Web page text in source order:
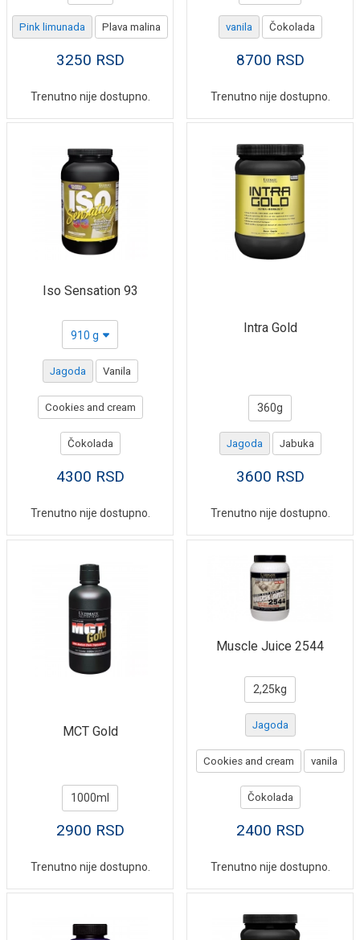
Pink limunada Plava malina
3250 RSD
Trenutno nije dostupno.
vanila Čokolada
8700 RSD
Trenutno nije dostupno.
Iso Sensation 93
910 g
Jagoda Vanila
Cookies and cream
Čokolada
4300 RSD
Trenutno nije dostupno.
Intra Gold
360g
Jagoda Jabuka
3600 RSD
Trenutno nije dostupno.
MCT Gold
1000ml
2900 RSD
Trenutno nije dostupno.
Muscle Juice 2544
2,25kg
Jagoda
Cookies and cream vanila
Čokolada
2400 RSD
Trenutno nije dostupno.